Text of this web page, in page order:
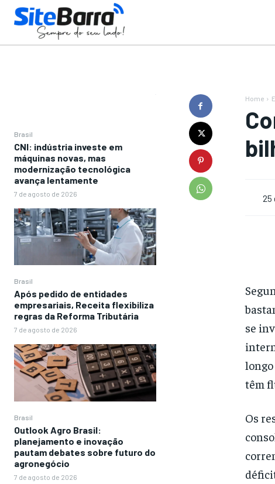
Brasil
CNI: indústria investe em
máquinas novas, mas
modernização tecnológica
avança lentamente
7 de agosto de 2026
Brasil
Após pedido de entidades
empresariais, Receita flexibiliza
regras da Reforma Tributária
7 de agosto de 2026
Brasil
Outlook Agro Brasil:
planejamento e inovação
pautam debates sobre futuro do
agronegócio
7 de agosto de 2026
Home
25
se
têm
Os